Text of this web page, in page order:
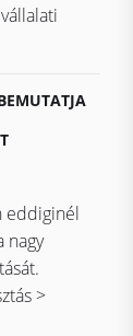
eddiginél
nagy
>